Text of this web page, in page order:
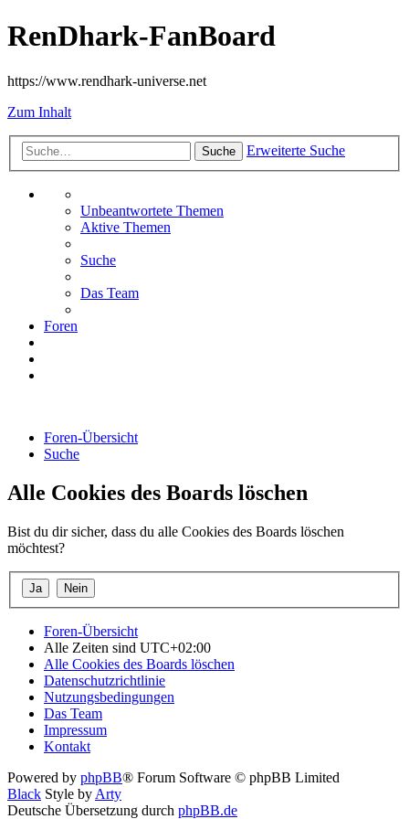
RenDhark-FanBoard
https://www.rendhark-universe.net
Zum Inhalt
Suche Erweiterte Suche
Unbeantwortete Themen
Aktive Themen
Suche
Das Team
Foren
Foren-Übersicht
Suche
Alle Cookies des Boards löschen
Bist du dir sicher, dass du alle Cookies des Boards löschen
möchtest?
Foren-Übersicht
Alle Zeiten sind UTC+02:00
Alle Cookies des Boards löschen
Datenschutzrichtlinie
Nutzungsbedingungen
Das Team
Impressum
Kontakt
Powered by phpBB® Forum Software © phpBB Limited
Black Style by Arty
Deutsche Übersetzung durch phpBB.de